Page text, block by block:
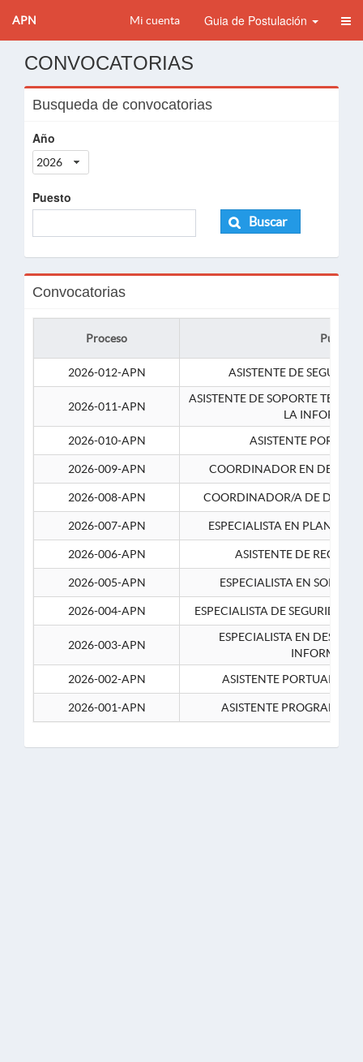
APN Mi cuenta Guia de Postulación
CONVOCATORIAS
Busqueda de convocatorias
Año
2026
Puesto
Buscar
Convocatorias
Proceso Puesto
2026-012-APN ASISTENTE DE
2026-011-APN
ASISTENTE DE SOPORTE
LA
2026-010-APN
ASISTENTE
2026-009-APN COORDINADOR EN
2026-008-APN COORDINADOR/A DE
2026-007-APN ESPECIALISTA EN
2026-006-APN ASISTENTE DE
2026-005-APN ESPECIALISTA EN
2026-004-APN ESPECIALISTA DE SEGURIDAD
2026-003-APN
ESPECIALISTA EN
2026-002-APN
ASISTENTE PORTUARIO 2-
2026-001-APN ASISTENTE